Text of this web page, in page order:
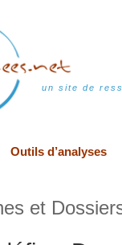
un site de
Outils d’analyses
et